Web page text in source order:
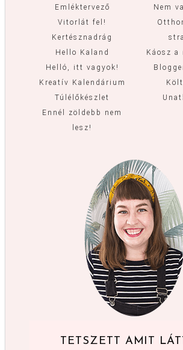
Emléktervező
Vitorlát fel!
Kertésznadrág
Hello Kaland
Helló, itt vagyok!
Kreatív Kalendárium
Túlélőkészlet
Ennél zöldebb nem
lesz!
Nem
Káosz a
TETSZETT AMIT